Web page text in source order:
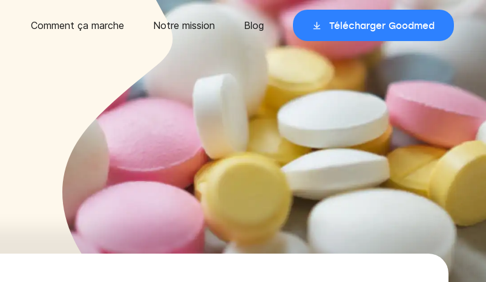
Comment ça marche Notre mission Blog Télécharger Goodmed